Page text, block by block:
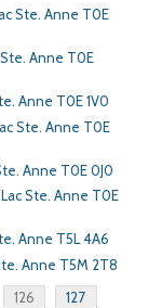
Ste. Anne T0E
Ste. Anne T0E
Anne T0E 1V0
Ste. Anne T0E
Anne T0E 0J0
Ste. Anne T0E
Anne T5L 4A6
Anne T5M 2T8
126
127